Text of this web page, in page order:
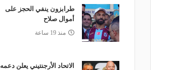
طرابزون ينفي الحجز على
أموال صلاح
منذ 19 ساعة
الاتحاد الأرجنتيني يعلن دعمه